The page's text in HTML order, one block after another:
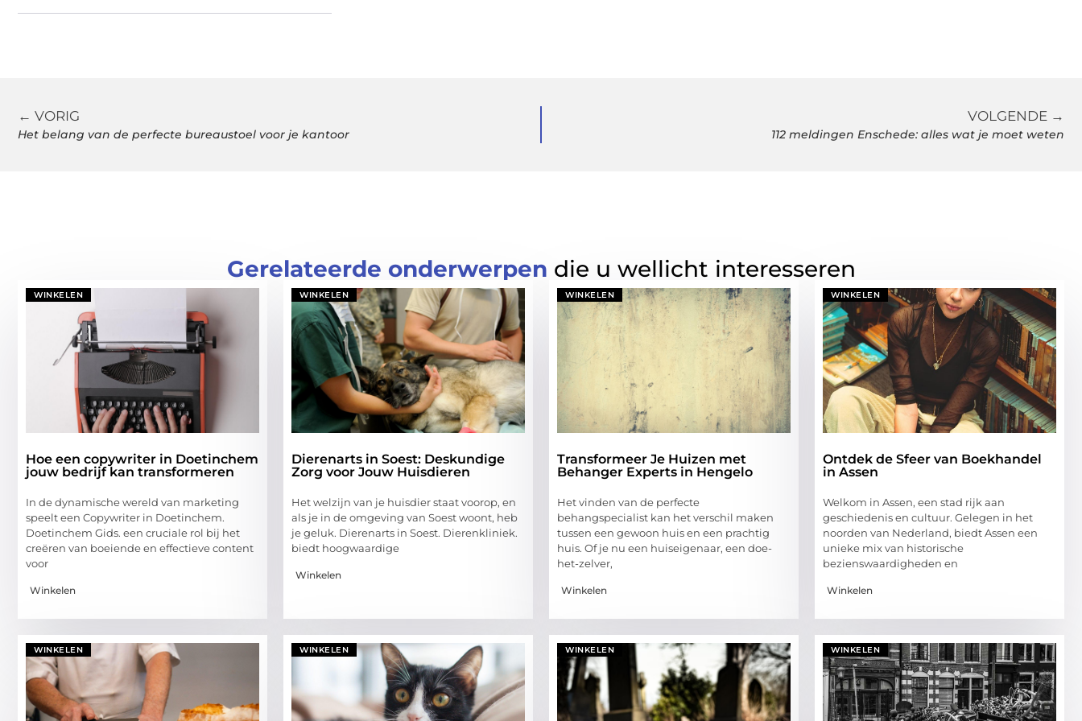
← VORIG
Het belang van de perfecte bureaustoel voor je kantoor
VOLGENDE →
112 meldingen Enschede: alles wat je moet weten
Gerelateerde onderwerpen die u wellicht interesseren
WINKELEN
Hoe een copywriter in Doetinchem
jouw bedrijf kan transformeren
In de dynamische wereld van marketing
speelt een Copywriter in Doetinchem.
Doetinchem Gids. een cruciale rol bij het
creëren van boeiende en effectieve content
voor
Winkelen
WINKELEN
Dierenarts in Soest: Deskundige
Zorg voor Jouw Huisdieren
Het welzijn van je huisdier staat voorop, en
als je in de omgeving van Soest woont, heb
je geluk. Dierenarts in Soest. Dierenkliniek.
biedt hoogwaardige
Winkelen
WINKELEN
Transformeer Je Huizen met
Behanger Experts in Hengelo
Het vinden van de perfecte
behangspecialist kan het verschil maken
tussen een gewoon huis en een prachtig
huis. Of je nu een huiseigenaar, een doe-
het-zelver,
Winkelen
WINKELEN
Ontdek de Sfeer van Boekhandel
in Assen
Welkom in Assen, een stad rijk aan
geschiedenis en cultuur. Gelegen in het
noorden van Nederland, biedt Assen een
unieke mix van historische
bezienswaardigheden en
Winkelen
WINKELEN WINKELEN WINKELEN WINKELEN